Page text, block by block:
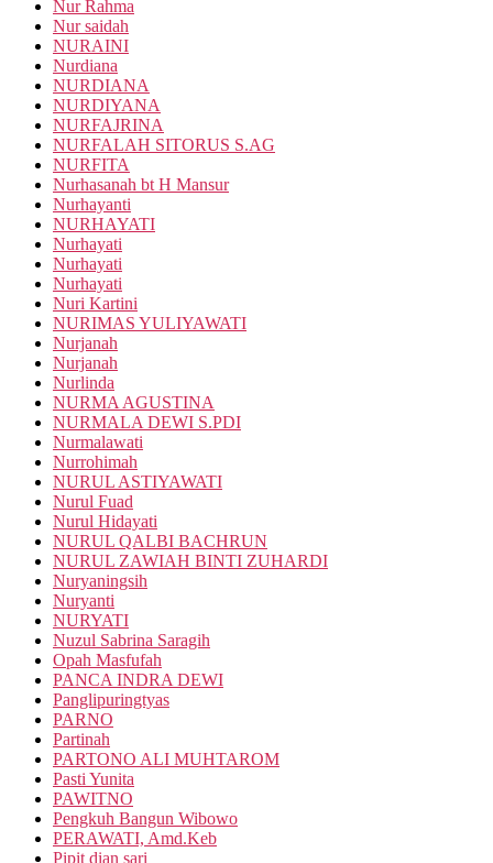
Nur Rahma
Nur saidah
NURAINI
Nurdiana
NURDIANA
NURDIYANA
NURFAJRINA
NURFALAH SITORUS S.AG
NURFITA
Nurhasanah bt H Mansur
Nurhayanti
NURHAYATI
Nurhayati
Nurhayati
Nurhayati
Nuri Kartini
NURIMAS YULIYAWATI
Nurjanah
Nurjanah
Nurlinda
NURMA AGUSTINA
NURMALA DEWI S.PDI
Nurmalawati
Nurrohimah
NURUL ASTIYAWATI
Nurul Fuad
Nurul Hidayati
NURUL QALBI BACHRUN
NURUL ZAWIAH BINTI ZUHARDI
Nuryaningsih
Nuryanti
NURYATI
Nuzul Sabrina Saragih
Opah Masfufah
PANCA INDRA DEWI
Panglipuringtyas
PARNO
Partinah
PARTONO ALI MUHTAROM
Pasti Yunita
PAWITNO
Pengkuh Bangun Wibowo
PERAWATI, Amd.Keb
Pipit dian sari